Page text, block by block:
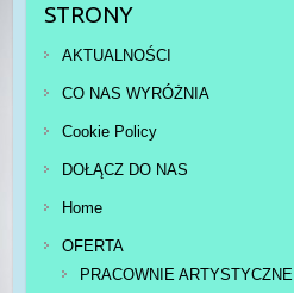
STRONY
AKTUALNOŚCI
CO NAS WYRÓŻNIA
Cookie Policy
DOŁĄCZ DO NAS
Home
OFERTA
PRACOWNIE ARTYSTYCZNE